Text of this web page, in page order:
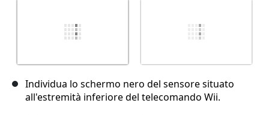
Individua lo schermo nero del sensore situato
all'estremità inferiore del telecomando Wii.